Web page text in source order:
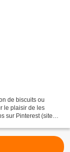
de biscuits ou
le plaisir de les
sur Pinterest (site